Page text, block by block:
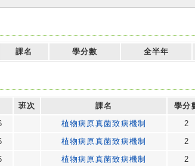
課名 學分數 全半年
班次 課名 學分
植物病原真菌致病機制 2
植物病原真菌致病機制 2
植物病原真菌致病機制 2